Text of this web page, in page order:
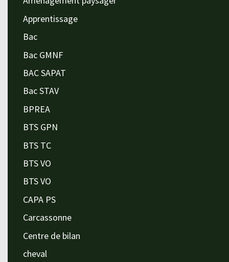
Apprentissage
Bac
Bac GMNF
BAC SAPAT
Bac STAV
BPREA
BTS GPN
BTS TC
BTS VO
BTS VO
CAPA PS
Carcassonne
Centre de bilan
cheval